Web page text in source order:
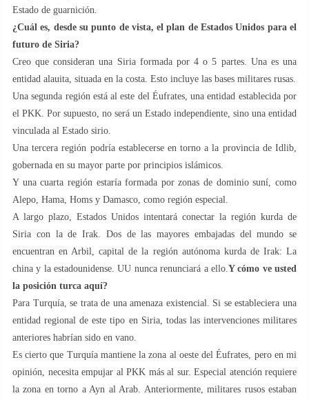
Estado de guarnición.
¿Cuál es, desde su punto de vista, el plan de Estados Unidos para el
futuro de Siria?
Creo que consideran una Siria formada por 4 o 5 partes. Una es una
entidad alauita, situada en la costa. Esto incluye las bases militares rusas.
Una segunda región está al este del Éufrates, una entidad establecida por
el PKK. Por supuesto, no será un Estado independiente, sino una entidad
vinculada al Estado sirio.
Una tercera región podría establecerse en torno a la provincia de Idlib,
gobernada en su mayor parte por principios islámicos.
Y una cuarta región estaría formada por zonas de dominio suní, como
Alepo, Hama, Homs y Damasco, como región especial.
A largo plazo, Estados Unidos intentará conectar la región kurda de
Siria con la de Irak. Dos de las mayores embajadas del mundo se
encuentran en Arbil, capital de la región autónoma kurda de Irak: La
china y la estadounidense. UU nunca renunciará a ello. Y cómo ve usted
la posición turca aquí?
Para Turquía, se trata de una amenaza existencial. Si se estableciera una
entidad regional de este tipo en Siria, todas las intervenciones militares
anteriores habrían sido en vano.
Es cierto que Turquía mantiene la zona al oeste del Éufrates, pero en mi
opinión, necesita empujar al PKK más al sur. Especial atención requiere
la zona en torno a Ayn al Arab. Anteriormente, militares rusos estaban